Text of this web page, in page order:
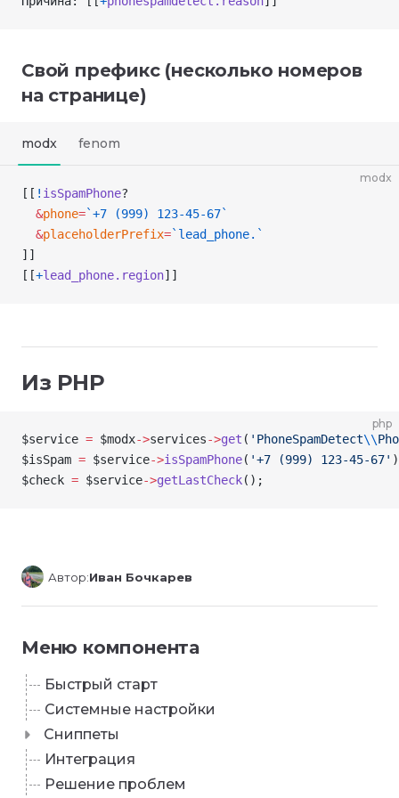
Свой префикс (несколько номеров
на странице)
modx fenom
modx
[[ ! isSpamPhone?
  &
phone=`+7 (999) 123-45-67`
  &
placeholderPrefix=`lead_phone.`
]]
[[+lead_phone.region]]
Из PHP
php
$service = $modx->services->get ( 'PhoneSpamDetect\\
$isSpam = $service->isSpamPhone( '+7 (999) 123-45-67'
$check = $service->getLastCheck();
Автор:Иван Бочкарев
Меню компонента
Быстрый старт
Системные настройки
Сниппеты
Интеграция
Решение проблем